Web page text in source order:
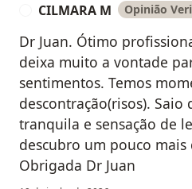
CILMARA M Opinião
Dr Juan. Ótimo
deixa muito a vontade
sentimentos. Temos
descontração(risos). Saio
tranquila e sensação de
descubro um pouco mais
Obrigada Dr Juan